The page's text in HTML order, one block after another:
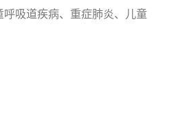
吸道疾病、重症肺炎、儿童